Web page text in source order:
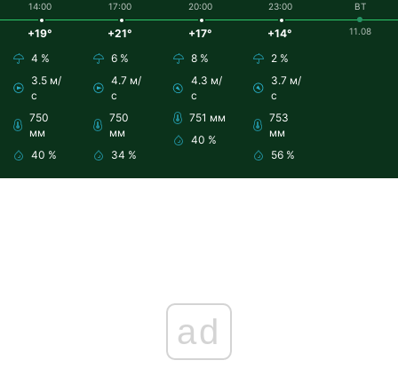
14:00
+19°
4 %
3.5 м/
с
750
мм
40 %
17:00
+21°
6 %
4.7 м/
с
750
мм
34 %
20:00
+17°
8 %
4.3 м/
с
751 мм
40 %
23:00
+14°
2 %
3.7 м/
с
753
мм
56 %
ВТ
11.08
ad